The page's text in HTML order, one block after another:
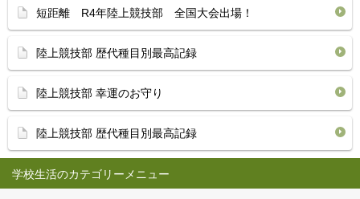
学校生活
短距離 R4年陸上競技部 全国大会出場！
陸上競技部 歴代種目別最高記録
陸上競技部 幸運のお守り
陸上競技部 歴代種目別最高記録